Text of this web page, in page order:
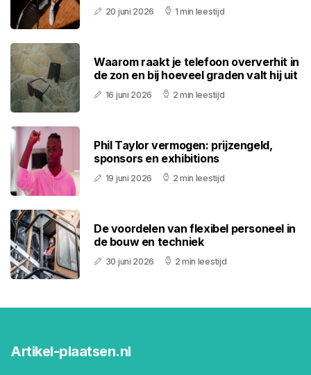
20 juni 2026 1 min leestijd
Waarom raakt je telefoon oververhit in
de zon en bij hoeveel graden valt hij uit
16 juni 2026 2 min leestijd
Phil Taylor vermogen: prijzengeld,
sponsors en exhibitions
19 juni 2026 2 min leestijd
De voordelen van flexibel personeel in
de bouw en techniek
30 juni 2026 2 min leestijd
Artikel-plaatsen.nl